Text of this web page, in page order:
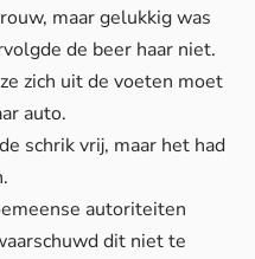
maar gelukkig was
de beer haar niet.
zich uit de voeten moet
auto.
schrik vrij, maar het had
autoriteiten
dit niet te